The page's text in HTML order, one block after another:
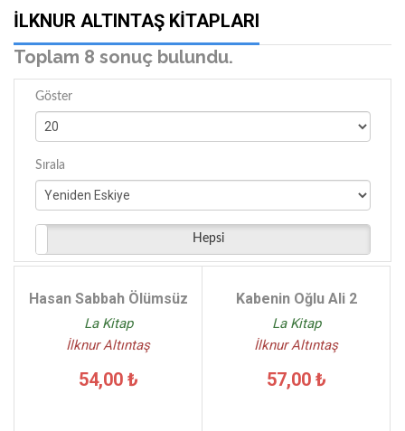
İLKNUR ALTINTAŞ KITAPLARI
Toplam 8 sonuç bulundu.
Göster
Sırala
Hepsi
Hasan Sabbah Ölümsüz
La Kitap
İlknur Altıntaş
54,00 ₺
Kabenin Oğlu Ali 2
La Kitap
İlknur Altıntaş
57,00 ₺